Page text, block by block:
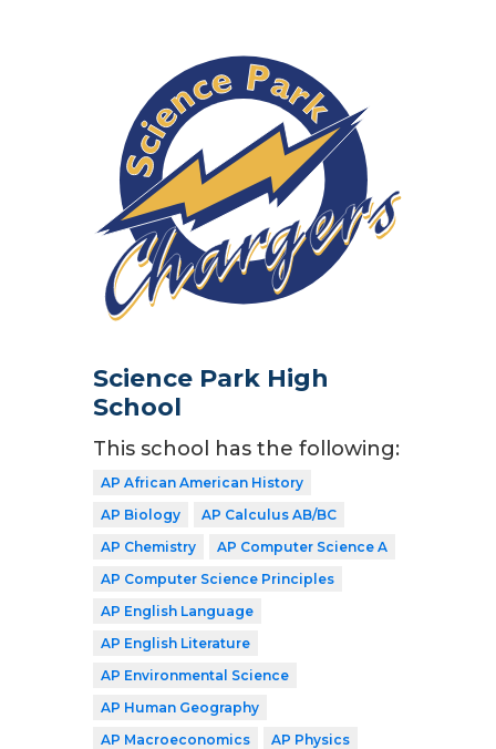
Science Park High
School
This school has the following:
AP African American History
AP Biology
AP Calculus AB/BC
AP Chemistry
AP Computer Science A
AP Computer Science Principles
AP English Language
AP English Literature
AP Environmental Science
AP Human Geography
AP Macroeconomics
AP Physics